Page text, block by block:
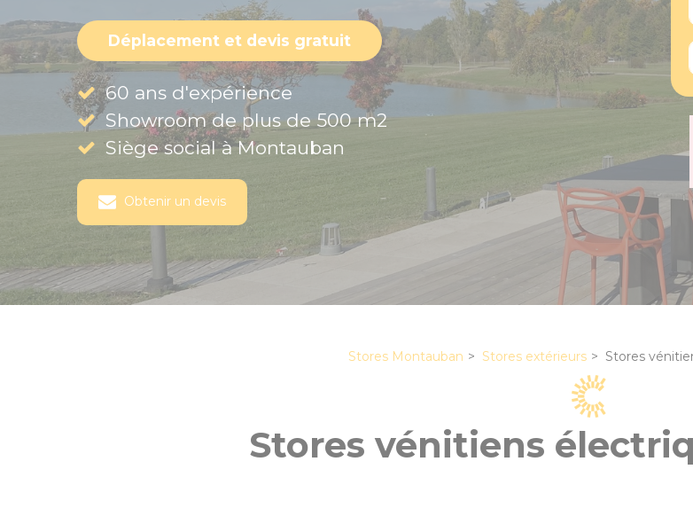
Déplacement et devis gratuit
60 ans d'expérience
Showroom de plus de 500 m2
Siège social à Montauban
Obtenir un devis
Stores Montauban Stores extérieurs Stores
Stores vénitiens